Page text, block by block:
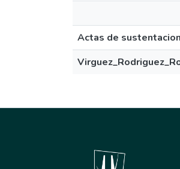
Actas de